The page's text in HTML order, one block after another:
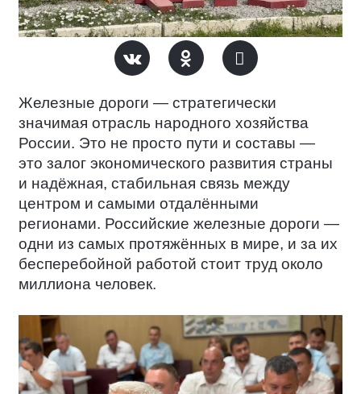
Железные дороги — стратегически
значимая отрасль народного хозяйства
России. Это не просто пути и составы —
это залог экономического развития страны
и надёжная, стабильная связь между
центром и самыми отдалёнными
регионами. Российские железные дороги —
одни из самых протяжённых в мире, и за их
бесперебойной работой стоит труд около
миллиона человек.